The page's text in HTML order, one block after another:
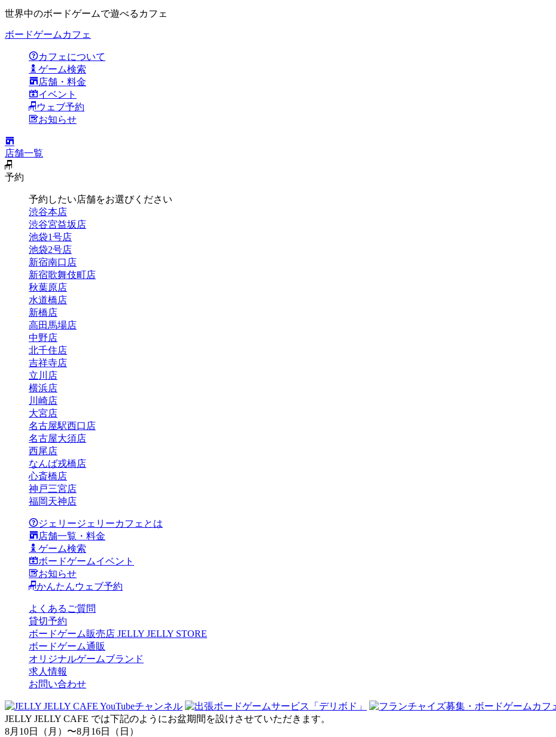
世界中のボードゲームで遊べるカフェ
ボードゲームカフェ
カフェについて
ゲーム検索
店舗・料金
イベント
ウェブ予約
お知らせ
店舗一覧
予約
予約したい店舗をお選びください
渋谷本店
渋谷宮益坂店
池袋1号店
池袋2号店
新宿南口店
新宿歌舞伎町店
秋葉原店
水道橋店
新橋店
高田馬場店
中野店
北千住店
吉祥寺店
立川店
横浜店
川崎店
大宮店
名古屋駅西口店
名古屋大須店
西尾店
なんば戎橋店
心斎橋店
神戸三宮店
福岡天神店
ジェリージェリーカフェとは
店舗一覧・料金
ゲーム検索
ボードゲームイベント
お知らせ
かんたんウェブ予約
よくあるご質問
貸切予約
ボードゲーム販売店 JELLY JELLY STORE
ボードゲーム通販
オリジナルゲームブランド
求人情報
お問い合わせ
JELLY JELLY CAFE では下記のようにお盆期間を設けさせていただきます。
8月10日（月）〜8月16日（日）